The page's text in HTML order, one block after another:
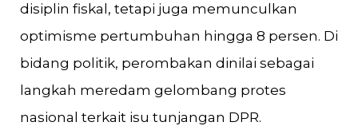
disiplin fiskal, tetapi juga memunculkan
optimisme pertumbuhan hingga 8 persen. Di
bidang politik, perombakan dinilai sebagai
langkah meredam gelombang protes
nasional terkait isu tunjangan DPR.